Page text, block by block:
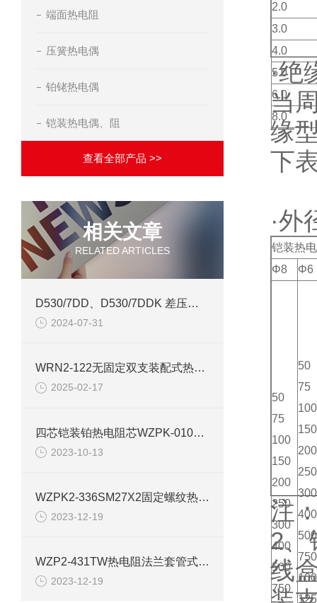
端面热电阻
压簧热电偶
铂铑热电偶
铠装热电偶、阻
查看全部产品 >>
相关文章
RELATED ARTICLES
D530/7DD、D530/7DDK 差压控制器技术参数介绍
2024-07-31
WRN2-122无固定双支装配式热电偶
2025-02-17
四芯铠装铂热电阻芯WZPK-010产品特点及原理
2023-10-13
WZPK2-336SM27X2固定螺纹热电阻产品介绍
2023-12-19
WZP2-431TW热电阻法兰套管式PT100产品介绍
2023-12-19
2.0
3.0
4.0
5.0
6.0
8.0
·绝
当
缘
下
·外
铠装热
Φ8
Φ6
50
75
100
150
200
250
300
400
500
750
50
75
100
150
200
250
300
400
500
750
注
2
线